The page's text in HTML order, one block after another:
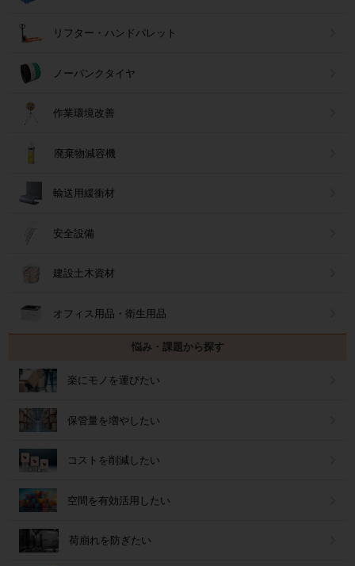
リフター・ハンドパレット
ノーパンクタイヤ
作業環境改善
廃棄物減容機
輸送用緩衝材
安全設備
建設土木資材
オフィス用品・衛生用品
悩み・課題から探す
楽にモノを運びたい
保管量を増やしたい
コストを削減したい
空間を有効活用したい
荷崩れを防ぎたい